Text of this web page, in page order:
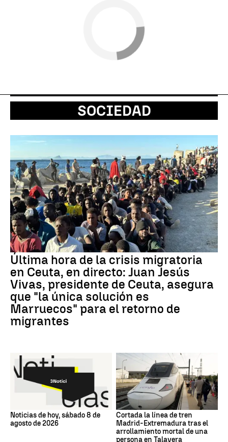
SOCIEDAD
Última hora de la crisis migratoria
en Ceuta, en directo: Juan Jesús
Vivas, presidente de Ceuta, asegura
que "la única solución es
Marruecos" para el retorno de
migrantes
Noticias de hoy, sábado 8 de
agosto de 2026
Cortada la línea de tren
Madrid-Extremadura tras el
arrollamiento mortal de una
persona en Talavera